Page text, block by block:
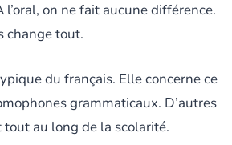
on ne fait aucune différence.
change tout.
du français. Elle concerne ce
grammaticaux. D’autres
au long de la scolarité.